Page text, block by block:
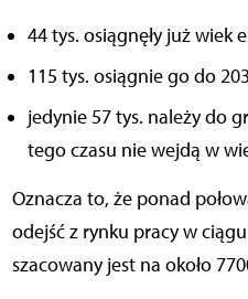
44 tys. osiągnęły już wiek
115 tys. osiągnie go do
jedynie 57 tys. należy do
tego czasu nie wejdą w
Oznacza to, że ponad
odejść z rynku pracy w
szacowany jest na około